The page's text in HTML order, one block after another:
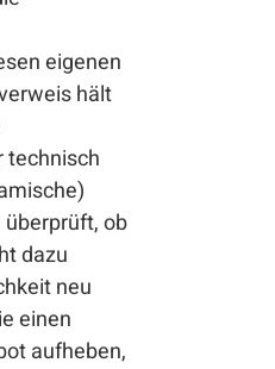
eigenen
hält
technisch
ob
dazu
neu
einen
aufheben,